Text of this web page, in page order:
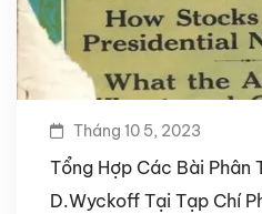
Tháng 10 5, 2023
Tổng Hợp Các Bài Phân
D.Wyckoff Tại Tạp Chí